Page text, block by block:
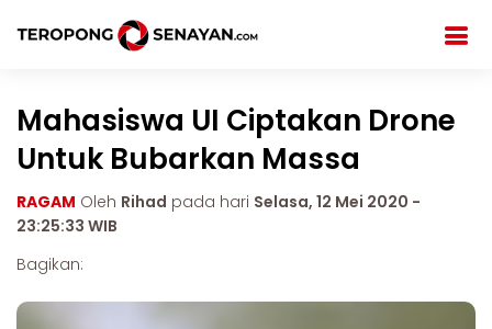
Mahasiswa UI Ciptakan Drone
Untuk Bubarkan Massa
RAGAM Oleh Rihad pada hari Selasa, 12 Mei 2020 -
23:25:33 WIB
Bagikan: